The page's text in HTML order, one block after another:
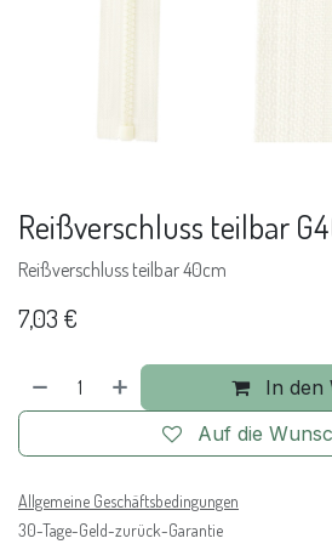
Reißverschluss teilbar
Reißverschluss teilbar 40cm
7,03 €
In den
Auf die
Allgemeine Geschäftsbedingungen
30-Tage-Geld-zurück-Garantie